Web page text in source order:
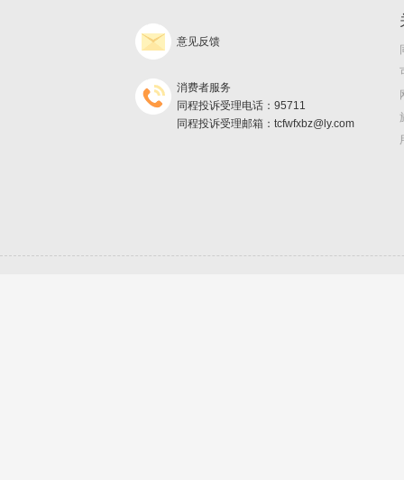
意见反馈
消费者服务
同程投诉受理电话：95711
同程投诉受理邮箱：tcfwfxbz@ly.com